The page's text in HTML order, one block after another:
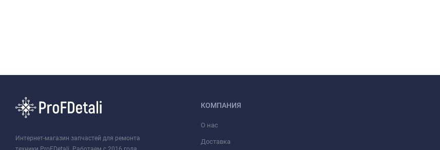
Интернет-магазин запчастей для ремонта
КОМПАНИЯ
О нас
Доставка